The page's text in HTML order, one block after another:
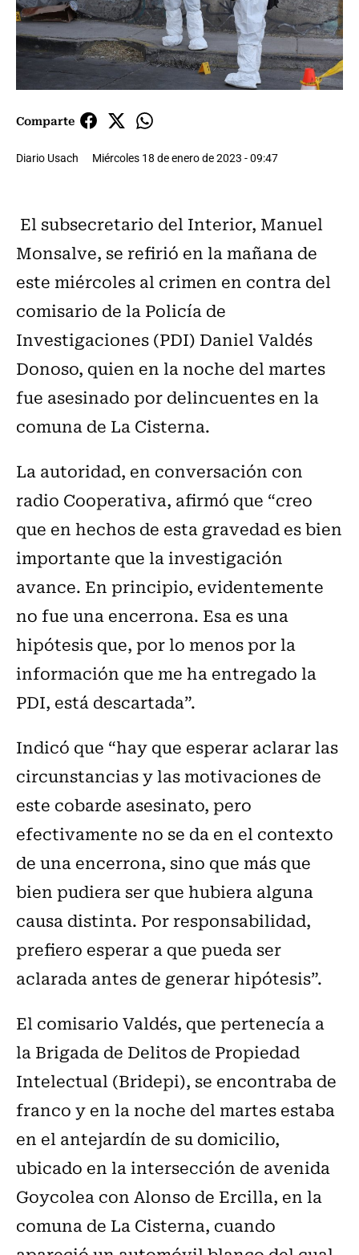
Comparte
Diario Usach Miércoles 18 de enero de 2023 - 09:47
El subsecretario del Interior, Manuel
Monsalve, se refirió en la mañana de
este miércoles al crimen en contra del
comisario de la Policía de
Investigaciones (PDI) Daniel Valdés
Donoso, quien en la noche del martes
fue asesinado por delincuentes en la
comuna de La Cisterna.
La autoridad, en conversación con
radio Cooperativa, afirmó que “creo
que en hechos de esta gravedad es bien
importante que la investigación
avance. En principio, evidentemente
no fue una encerrona. Esa es una
hipótesis que, por lo menos por la
información que me ha entregado la
PDI, está descartada”.
Indicó que “hay que esperar aclarar las
circunstancias y las motivaciones de
este cobarde asesinato, pero
efectivamente no se da en el contexto
de una encerrona, sino que más que
bien pudiera ser que hubiera alguna
causa distinta. Por responsabilidad,
prefiero esperar a que pueda ser
aclarada antes de generar hipótesis”.
El comisario Valdés, que pertenecía a
la Brigada de Delitos de Propiedad
Intelectual (Bridepi), se encontraba de
franco y en la noche del martes estaba
en el antejardín de su domicilio,
ubicado en la intersección de avenida
Goycolea con Alonso de Ercilla, en la
comuna de La Cisterna, cuando